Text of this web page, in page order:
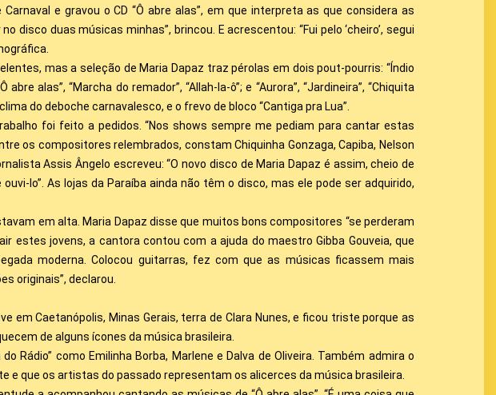
e gravou o CD “Ô abre alas”, em que interpreta as que considera as
duas músicas minhas”, brincou. E acrescentou: “Fui pelo ‘cheiro’, segui
mas a seleção de Maria Dapaz traz pérolas em dois pout-pourris: “Índio
alas”, “Marcha do remador”, “Allah-la-ô”; e “Aurora”, “Jardineira”, “Chiquita
do deboche carnavalesco, e o frevo de bloco “Cantiga pra Lua”.
foi feito a pedidos. “Nos shows sempre me pediam para cantar estas
os compositores relembrados, constam Chiquinha Gonzaga, Capiba, Nelson
Assis Ângelo escreveu: “O novo disco de Maria Dapaz é assim, cheio de
lo”. As lojas da Paraíba ainda não têm o disco, mas ele pode ser adquirido,
em alta. Maria Dapaz disse que muitos bons compositores “se perderam
estes jovens, a cantora contou com a ajuda do maestro Gibba Gouveia, que
moderna. Colocou guitarras, fez com que as músicas ficassem mais
originais”, declarou.
em Caetanópolis, Minas Gerais, terra de Clara Nunes, e ficou triste porque as
de alguns ícones da música brasileira.
Rádio” como Emilinha Borba, Marlene e Dalva de Oliveira. Também admira o
e que os artistas do passado representam os alicerces da música brasileira.